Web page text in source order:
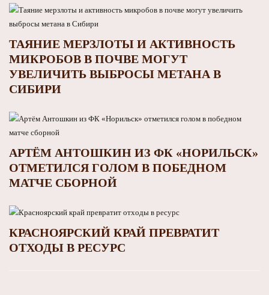
ТАЯНИЕ МЕРЗЛОТЫ И АКТИВНОСТЬ
МИКРОБОВ В ПОЧВЕ МОГУТ
УВЕЛИЧИТЬ ВЫБРОСЫ МЕТАНА В
СИБИРИ
АРТЁМ АНТОШКИН ИЗ ФК «НОРИЛЬСК»
ОТМЕТИЛСЯ ГОЛОМ В ПОБЕДНОМ
МАТЧЕ СБОРНОЙ
КРАСНОЯРСКИЙ КРАЙ ПРЕВРАТИТ
ОТХОДЫ В РЕСУРС